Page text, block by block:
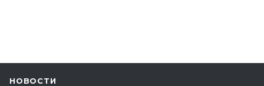
НОВОСТИ